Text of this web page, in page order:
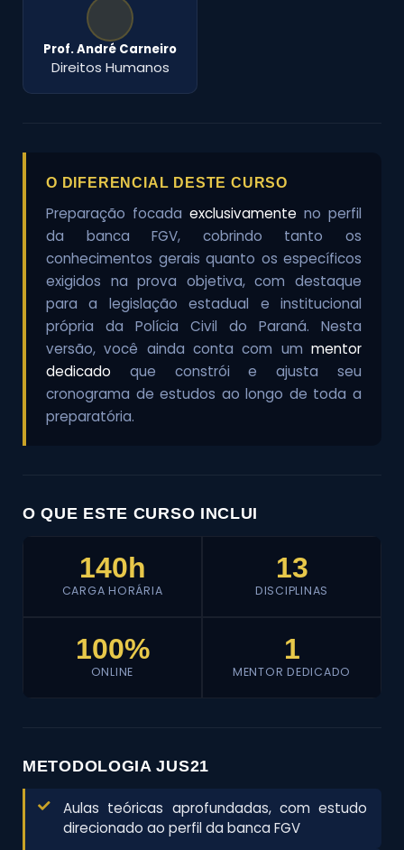
Prof. André Carneiro
Direitos Humanos
O DIFERENCIAL DESTE CURSO
Preparação focada exclusivamente no perfil
da banca FGV, cobrindo tanto os
conhecimentos gerais quanto os específicos
exigidos na prova objetiva, com destaque
para a legislação estadual e institucional
própria da Polícia Civil do Paraná. Nesta
versão, você ainda conta com um mentor
dedicado que constrói e ajusta seu
cronograma de estudos ao longo de toda a
preparatória.
O QUE ESTE CURSO INCLUI
140h
CARGA HORÁRIA
13
DISCIPLINAS
100%
ONLINE
1
MENTOR DEDICADO
METODOLOGIA JUS21
Aulas teóricas aprofundadas, com estudo
direcionado ao perfil da banca FGV